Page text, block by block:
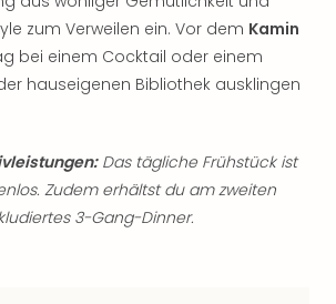
zum Verweilen ein. Vor dem Kamin
bei einem Cocktail oder einem
hauseigenen Bibliothek ausklingen
Das tägliche Frühstück ist
Zudem erhältst du am zweiten
3-Gang-Dinner.